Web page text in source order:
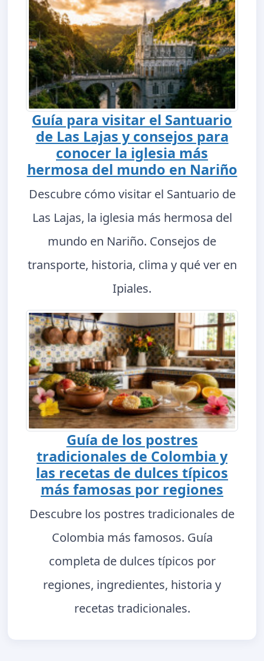
Guía para visitar el Santuario
de Las Lajas y consejos para
conocer la iglesia más
hermosa del mundo en Nariño
Descubre cómo visitar el Santuario de
Las Lajas, la iglesia más hermosa del
mundo en Nariño. Consejos de
transporte, historia, clima y qué ver en
Ipiales.
Guía de los postres
tradicionales de Colombia y
las recetas de dulces típicos
más famosas por regiones
Descubre los postres tradicionales de
Colombia más famosos. Guía
completa de dulces típicos por
regiones, ingredientes, historia y
recetas tradicionales.